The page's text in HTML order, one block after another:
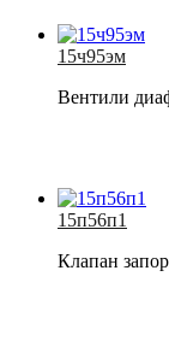
15ч95эм
Вентили
15п56п1
Клапан